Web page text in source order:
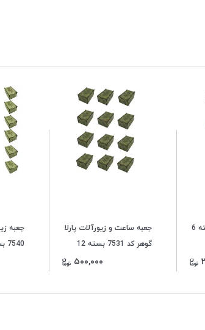
جعبه سکه پارلاگوهر بسته 6
جعبه ساعت و زیورآلات پارلا
گوهر کد 7531 بسته 12
۵۰۰,۰۰۰
جعبه
7540 بسته24 عددی